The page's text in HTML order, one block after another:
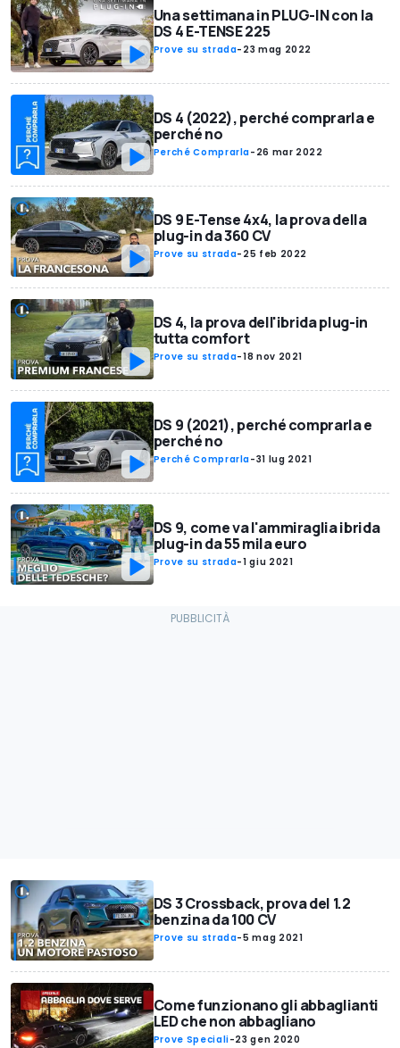
Una settimana in PLUG-IN con la
DS 4 E-TENSE 225
Prove su strada- 23 mag 2022
DS 4 (2022), perché comprarla e
perché no
Perché Comprarla- 26 mar 2022
DS 9 E-Tense 4x4, la prova della
plug-in da 360 CV
Prove su strada- 25 feb 2022
DS 4, la prova dell'ibrida plug-in
tutta comfort
Prove su strada-18 nov 2021
DS 9 (2021), perché comprarla e
perché no
Perché Comprarla-31 lug 2021
DS 9, come va l'ammiraglia ibrida
plug-in da 55 mila euro
Prove su strada-1 giu 2021
DS 3 Crossback, prova del 1.2
benzina da 100 CV
Prove su strada-5 mag 2021
Come funzionano gli abbaglianti
LED che non abbagliano
Prove Speciali-23 gen 2020